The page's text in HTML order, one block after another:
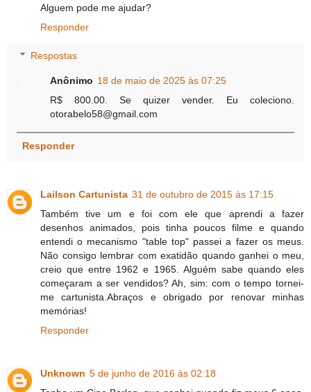
Alguem pode me ajudar?
Responder
Respostas
Anônimo 18 de maio de 2025 às 07:25
R$ 800.00. Se quizer vender. Eu coleciono.
otorabelo58@gmail.com
Responder
Lailson Cartunista 31 de outubro de 2015 às 17:15
Também tive um e foi com ele que aprendi a fazer
desenhos animados, pois tinha poucos filme e quando
entendi o mecanismo "table top" passei a fazer os meus.
Não consigo lembrar com exatidão quando ganhei o meu,
creio que entre 1962 e 1965. Alguém sabe quando eles
começaram a ser vendidos? Ah, sim: com o tempo tornei-
me cartunista.Abraços e obrigado por renovar minhas
memórias!
Responder
Unknown 5 de junho de 2016 às 02:18